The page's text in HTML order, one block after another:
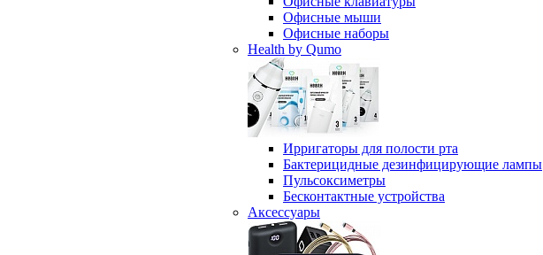
Офисные мыши
Офисные наборы
Health by Qumo
Ирригаторы для полости рта
Бактерицидные дезинфицирующие лампы
Пульсоксиметры
Бесконтактные устройства
Аксессуары